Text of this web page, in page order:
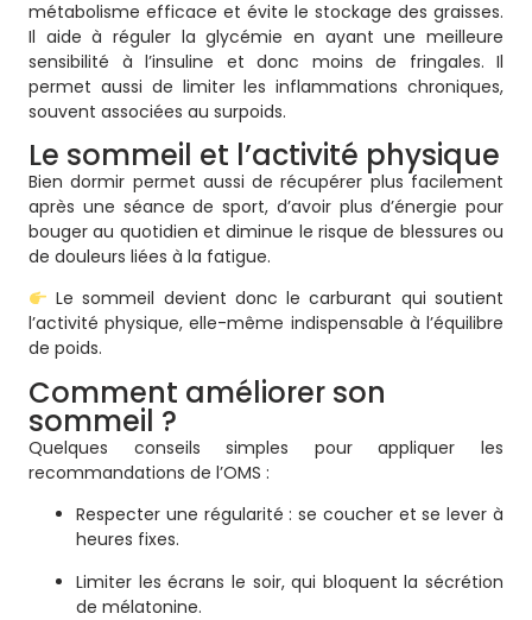
métabolisme efficace et évite le stockage des graisses.
Il aide à réguler la glycémie en ayant une meilleure
sensibilité à l’insuline et donc moins de fringales. Il
permet aussi de limiter les inflammations chroniques,
souvent associées au surpoids.
Le sommeil et l’activité physique
Bien dormir permet aussi de récupérer plus facilement
après une séance de sport, d’avoir plus d’énergie pour
bouger au quotidien et diminue le risque de blessures ou
de douleurs liées à la fatigue.
Le sommeil devient donc le carburant qui soutient
l’activité physique, elle-même indispensable à l’équilibre
de poids.
Comment améliorer son
sommeil ?
Quelques conseils simples pour appliquer les
recommandations de l’OMS :
Respecter une régularité : se coucher et se lever à
heures fixes.
Limiter les écrans le soir, qui bloquent la sécrétion
de mélatonine.